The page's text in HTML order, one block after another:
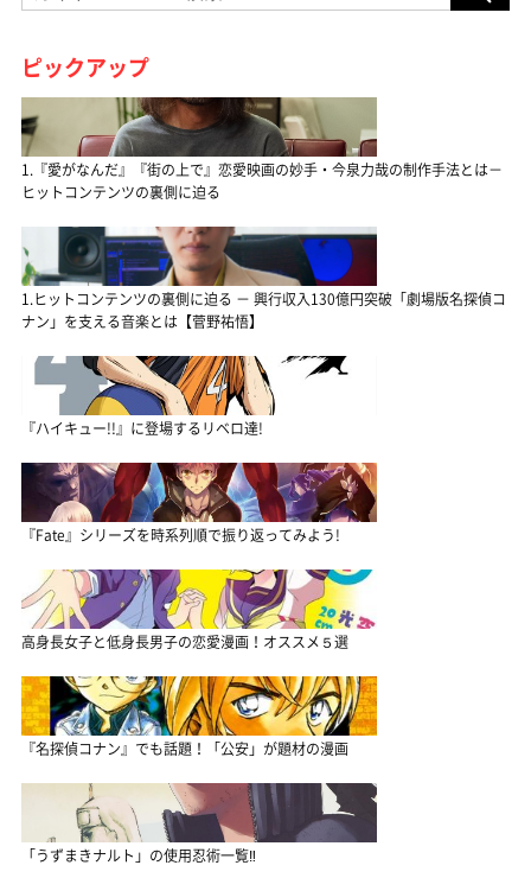
ピックアップ
1.『愛がなんだ』『街の上で』恋愛映画の妙手・今泉力哉の制作手法とは－
ヒットコンテンツの裏側に迫る
1.ヒットコンテンツの裏側に迫る － 興行収入130億円突破「劇場版名探偵コ
ナン」を支える音楽とは【菅野祐悟】
『ハイキュー!!』に登場するリベロ達!
『Fate』シリーズを時系列順で振り返ってみよう!
高身長女子と低身長男子の恋愛漫画！オススメ５選
『名探偵コナン』でも話題！「公安」が題材の漫画
「うずまきナルト」の使用忍術一覧‼